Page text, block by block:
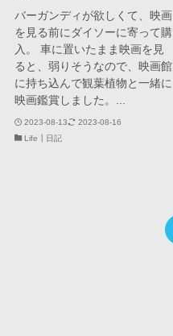
バーガンディが欲しくて、映画
を見る前にダイソーに寄って購
入。 車に置いたまま映画を見
ると、弱りそうなので、映画館
に持ち込んで観葉植物と一緒に
映画鑑賞しました。...
2023-08-13
2023-08-16
Life┃日記